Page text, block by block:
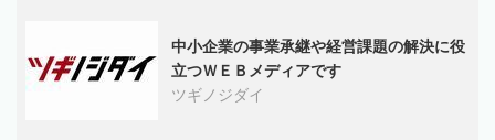
中小企業の事業承継や経営課題の解決に役
立つＷＥＢメディアです
ツギノジダイ